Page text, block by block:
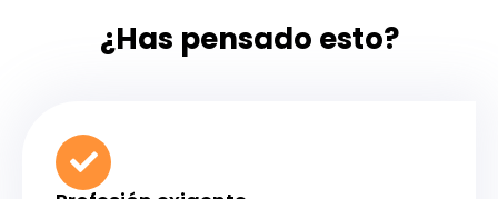
¿Has pensado esto?